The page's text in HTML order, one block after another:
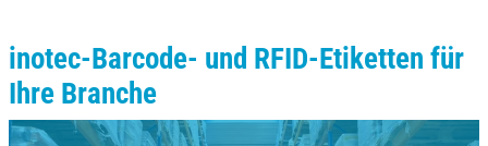
inotec-Barcode- und RFID-Etiketten für
Ihre Branche